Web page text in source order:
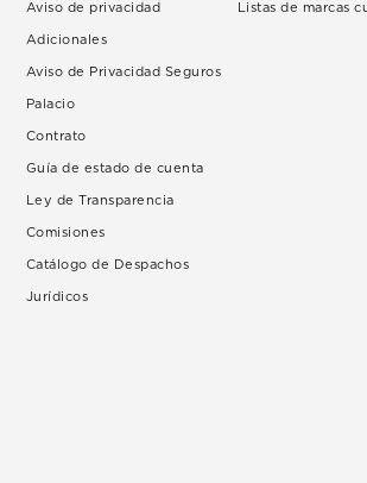
Aviso de privacidad
Adicionales
Aviso de Privacidad Seguros
Palacio
Contrato
Guía de estado de cuenta
Ley de Transparencia
Comisiones
Catálogo de Despachos
Jurídicos
Listas de marcas